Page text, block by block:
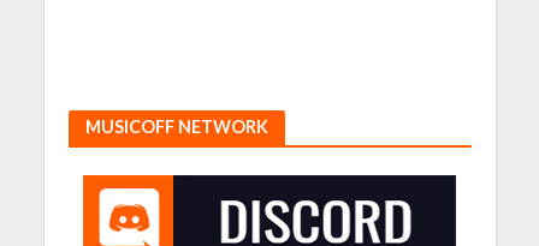
MUSICOFF NETWORK